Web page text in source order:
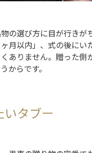
の選び方に目が行き
月以内」、式の後に
ありません。贈った
からです。
いタブー